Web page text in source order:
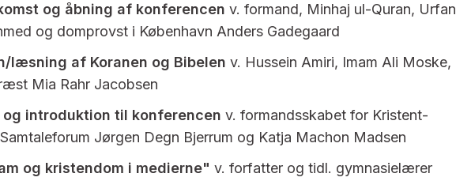
og åbning af konferencen v. formand, Minhaj ul-Quran, Urfan
og domprovst i København Anders Gadegaard
læsning af Koranen og Bibelen v. Hussein Amiri, Imam Ali Moske,
Mia Rahr Jacobsen
og introduktion til konferencen v. formandsskabet for Kristent-
Jørgen Degn Bjerrum og Katja Machon Madsen
og kristendom i medierne" v. forfatter og tidl. gymnasielærer